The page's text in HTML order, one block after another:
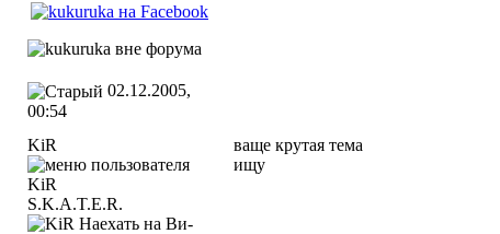
02.12.2005,
00:54
KiR
S.K.A.T.E.R.
ваще крутая тема
ищу